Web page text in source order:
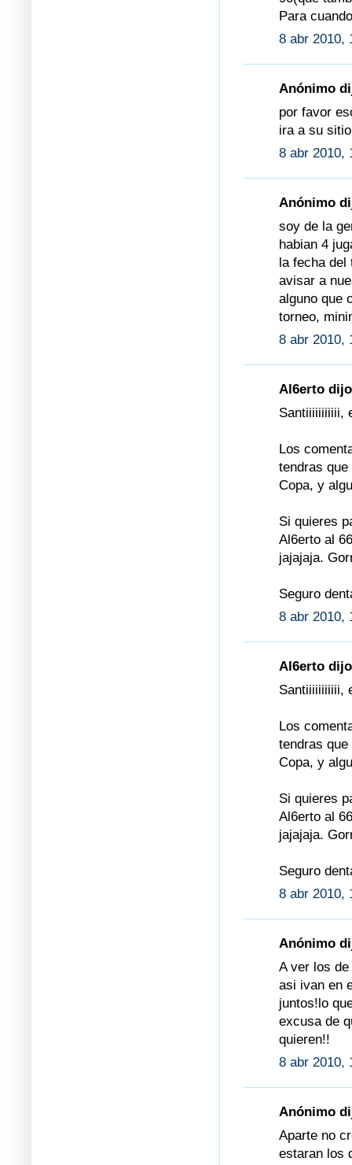
Para
8 abr 2010,
Anónimo
por favor
ira a su
8 abr 2010,
Anónimo
soy de la
habian 4
la fecha del
avisar a
alguno que
torneo,
8 abr 2010,
Al6erto
Santiiiiiiiiiii,
Los
tendras
Copa, y
Si quieres
Al6erto al
jajajaja.
Seguro
8 abr 2010,
Al6erto
Santiiiiiiiiiii,
Los
tendras
Copa, y
Si quieres
Al6erto al
jajajaja.
Seguro
8 abr 2010,
Anónimo
A ver los
asi ivan en
juntos!lo
excusa de
quieren!!
8 abr 2010,
Anónimo
Aparte no
estaran los